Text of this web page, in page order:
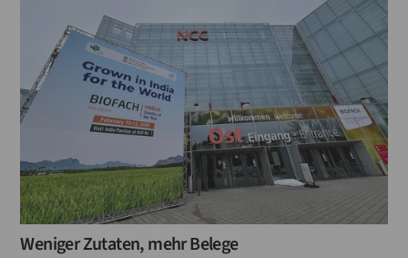
Weniger Zutaten, mehr Belege